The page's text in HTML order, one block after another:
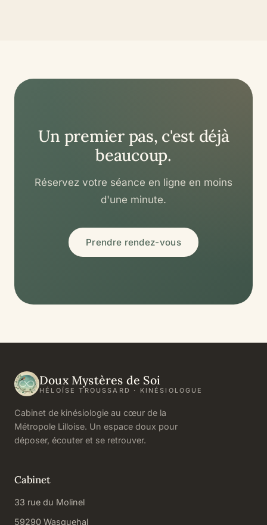
Un premier pas, c'est déjà
beaucoup.
Réservez votre séance en ligne en moins
d'une minute.
Prendre rendez-vous
Doux Mystères de Soi
HÉLOÏSE TROUSSARD · KINÉSIOLOGUE
Cabinet de kinésiologie au cœur de la
Métropole Lilloise. Un espace doux pour
déposer, écouter et se retrouver.
Cabinet
33 rue du Molinel
59290 Wasquehal